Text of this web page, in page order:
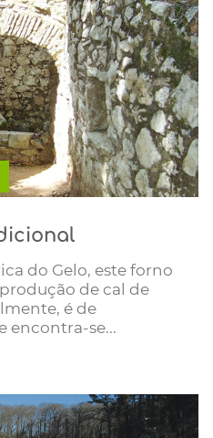
do Gelo, este forno
de cal de
é de
encontra-se...